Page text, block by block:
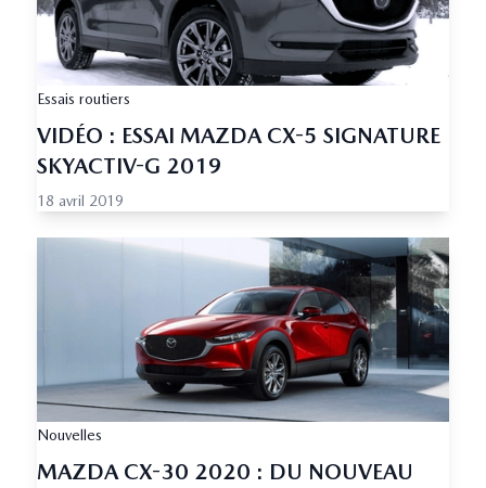
Essais routiers
VIDÉO : ESSAI MAZDA CX-5 SIGNATURE
SKYACTIV-G 2019
18 avril 2019
Nouvelles
MAZDA CX-30 2020 : DU NOUVEAU